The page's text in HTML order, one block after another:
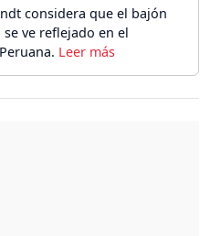
considera que el bajón
ve reflejado en el